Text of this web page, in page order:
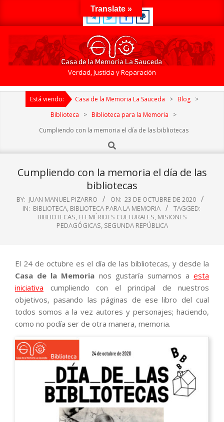
de
Memoria
Verdad, Justicia y Reparación
Primary
NavigationEstá viendo: Casa de la Memoria La Sauceda > Blog >
Biblioteca
> Biblioteca para la Memoria
>
Cumpliendo con la memoria el día de las bibliotecas
Search
Cumpliendo con la memoria el día de las
bibliotecas
BY: JUAN MANUEL PIZARRO ON: 23 DE OCTUBRE DE 2020
IN: BIBLIOTECA, BIBLIOTECA PARA LA MEMORIA
TAGGED:
BIBLIOTECAS, EFEMÉRIDES CULTURALES, MISIONES
PEDAGÓGICAS, SEGUNDA REPÚBLICA
El 24 de octubre es el día de las bibliotecas, y desde la
Casa de la Memoria nos gustaría sumarnos a esta
iniciativa cumpliendo con el principal de nuestros
objetivos, pasando las páginas de ese libro del cual
todos somos a la vez autores y personajes; haciendo,
como no podía ser de otra manera, memoria.
Translate »